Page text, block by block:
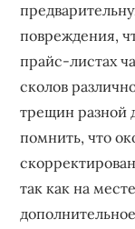
повреждения‚
прайс-листах
сколов
трещин разной
помнить‚ что
так как на